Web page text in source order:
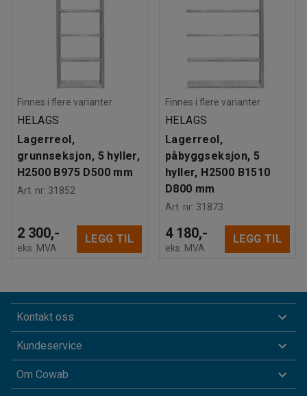
Finnes i flere varianter
HELAGS
Lagerreol,
grunnseksjon, 5 hyller,
H2500 B975 D500 mm
Art. nr: 31852
2 300,-
eks. MVA
LEGG TIL
Finnes i flere varianter
HELAGS
Lagerreol,
påbyggseksjon, 5
hyller, H2500 B1510
D800 mm
Art. nr: 31873
4 180,-
eks. MVA
LEGG TIL
Kontakt oss
Kundeservice
Om Cowab